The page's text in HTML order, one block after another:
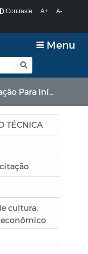
Contraste A+
A-
Menu
Início de Obras
TÉCNICA
cultura,
Educação